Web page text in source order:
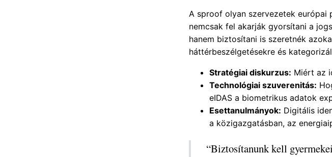
A sproof olyan szervezetek európai
nemcsak fel akarják gyorsítani a
hanem biztosítani is szeretnék
háttérbeszélgetésekre és
Stratégiai diskurzus: Miért az
Technológiai szuverenitás:
eIDAS a biometrikus adatok
Esettanulmányok: Digitális
a közigazgatásban, az
“Biztosítanunk kell